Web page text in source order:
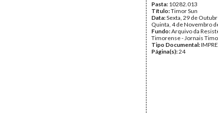
Pasta: 10282.013
Título:Timor Sun
Data:Sexta, 29 de
Quinta, 4 de Novembro
Fundo:Arquivo da
Timorense - Jornais
Tipo Documental:
Página(s):24